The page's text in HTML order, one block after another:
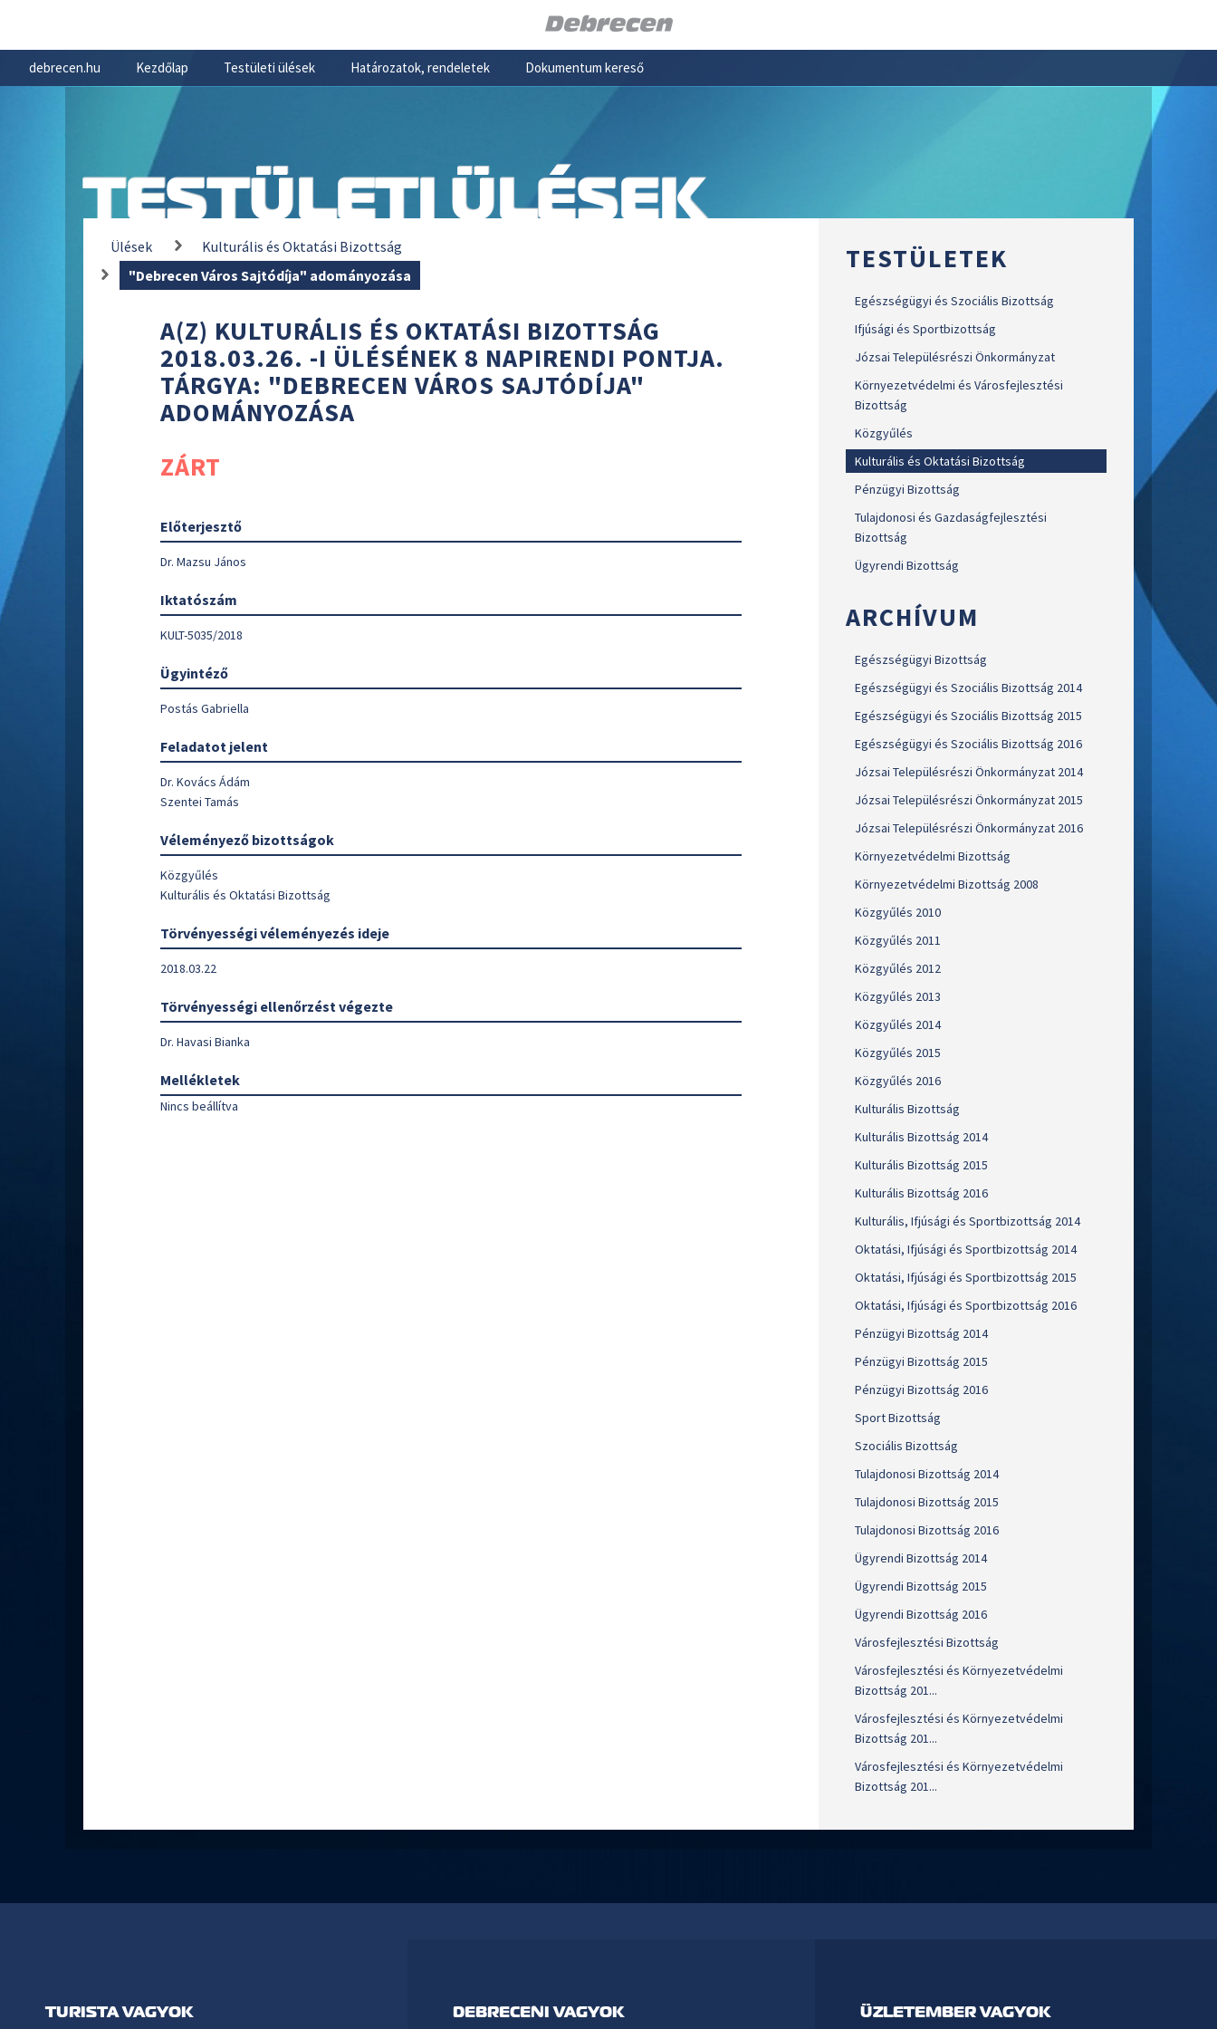
debrecen.hu Kezdőlap Testületi ülések Határozatok, rendeletek Dokumentum kereső
TESTÜLETI ÜLÉSEK
Ülések
Kulturális és Oktatási Bizottság
"Debrecen Város Sajtódíja" adományozása
A(Z) KULTURÁLIS ÉS OKTATÁSI BIZOTTSÁG
2018.03.26. -I ÜLÉSÉNEK 8 NAPIRENDI PONTJA.
TÁRGYA: "DEBRECEN VÁROS SAJTÓDÍJA"
ADOMÁNYOZÁSA
ZÁRT
Előterjesztő
Dr. Mazsu János
Iktatószám
KULT-5035/2018
Ügyintéző
Postás Gabriella
Feladatot jelent
Dr. Kovács Ádám
Szentei Tamás
Véleményező bizottságok
Közgyűlés
Kulturális és Oktatási Bizottság
Törvényességi véleményezés ideje
2018.03.22
Törvényességi ellenőrzést végezte
Dr. Havasi Bianka
Mellékletek
Nincs beállítva
TESTÜLETEK
Egészségügyi és Szociális Bizottság
Ifjúsági és Sportbizottság
Józsai Településrészi Önkormányzat
Környezetvédelmi és Városfejlesztési
Bizottság
Közgyűlés
Kulturális és Oktatási Bizottság
Pénzügyi Bizottság
Tulajdonosi és Gazdaságfejlesztési
Bizottság
Ügyrendi Bizottság
ARCHÍVUM
Egészségügyi Bizottság
Egészségügyi és Szociális Bizottság 2014
Egészségügyi és Szociális Bizottság 2015
Egészségügyi és Szociális Bizottság 2016
Józsai Településrészi Önkormányzat 2014
Józsai Településrészi Önkormányzat 2015
Józsai Településrészi Önkormányzat 2016
Környezetvédelmi Bizottság
Környezetvédelmi Bizottság 2008
Közgyűlés 2010
Közgyűlés 2011
Közgyűlés 2012
Közgyűlés 2013
Közgyűlés 2014
Közgyűlés 2015
Közgyűlés 2016
Kulturális Bizottság
Kulturális Bizottság 2014
Kulturális Bizottság 2015
Kulturális Bizottság 2016
Kulturális, Ifjúsági és Sportbizottság 2014
Oktatási, Ifjúsági és Sportbizottság 2014
Oktatási, Ifjúsági és Sportbizottság 2015
Oktatási, Ifjúsági és Sportbizottság 2016
Pénzügyi Bizottság 2014
Pénzügyi Bizottság 2015
Pénzügyi Bizottság 2016
Sport Bizottság
Szociális Bizottság
Tulajdonosi Bizottság 2014
Tulajdonosi Bizottság 2015
Tulajdonosi Bizottság 2016
Ügyrendi Bizottság 2014
Ügyrendi Bizottság 2015
Ügyrendi Bizottság 2016
Városfejlesztési Bizottság
Városfejlesztési és Környezetvédelmi
Bizottság 201...
Városfejlesztési és Környezetvédelmi
Bizottság 201...
Városfejlesztési és Környezetvédelmi
Bizottság 201...
TURISTA VAGYOK DEBRECENI VAGYOK ÜZLETEMBER VAGYOK